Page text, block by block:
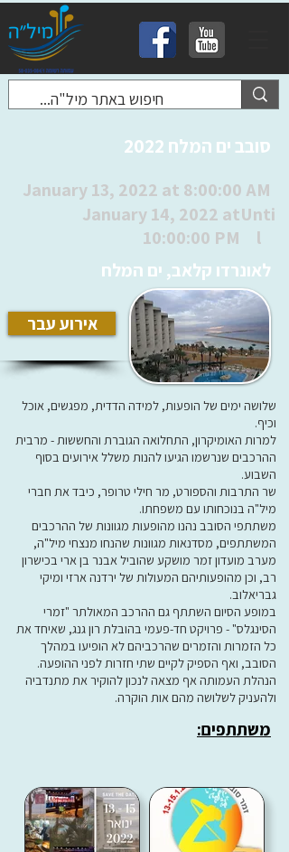
סובב ים המלח 2022
January 13, 2022 at 8:00:00 AM
January 14, 2022 at
10:00:00 PM
Unti
l
לאונרדו קלאב, ים המלח
אירוע עבר
שלושה ימים של הופעות, למידה הדדית, מפגשים, אוכל
וכיף.
למרות האומיקרון, התחלואה הגוברת והחששות - מרבית
ההרכבים שנרשמו הגיעו להנות משלל אירועים בסוף
השבוע.
שר התרבות והספורט, מר חילי טרופר, כיבד את חברי
מיל"ה בנוכחותו עם משפחתו.
משתתפי הסובב נהנו מהופעות מגוונות של ההרכבים
המשתתפים, מסדנאות מגוונות שהנחו מנצחי מיל"ה,
מערב מועדון זמר מושקע שהוביל אבנר בן ארי בכישרון
רב, וכן מהופעותיהם המעולות של ירדנה ארזי ומיקי
גבריאלוב.
במופע הסיום השתתף גם ההרכב המאולתר "זמרי
הסינגלס" - פרויקט חד-פעמי בהובלת רון גנג, שאיחד את
כל הזמרות והזמרים שהרכביהם לא הופיעו במהלך
הסובב, ואף הספיק לקיים שתי חזרות לפני ההופעה.
הנהלת העמותה אף מצאה לנכון להוקיר את מתנדביה
ולהעניק לשלושה מהם אות הוקרה.
משתתפים: